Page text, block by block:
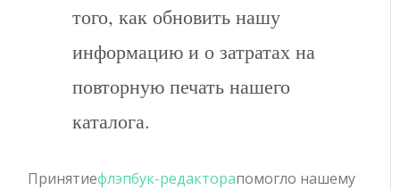
того, как обновить нашу
информацию и о затратах на
повторную печать нашего
каталога.
Принятиефлэпбук-редакторапомогло нашему